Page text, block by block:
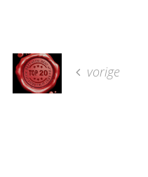
vorige